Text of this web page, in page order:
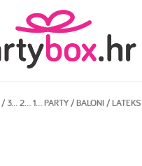
/3… 2… 1… PARTY/BALONI/LATEKS